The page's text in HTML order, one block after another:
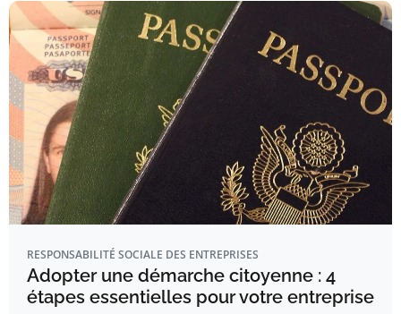
RESPONSABILITÉ SOCIALE DES ENTREPRISES
Adopter une démarche citoyenne : 4
étapes essentielles pour votre entreprise